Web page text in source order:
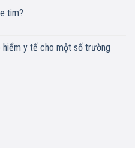
tim?
y tế cho một số trường